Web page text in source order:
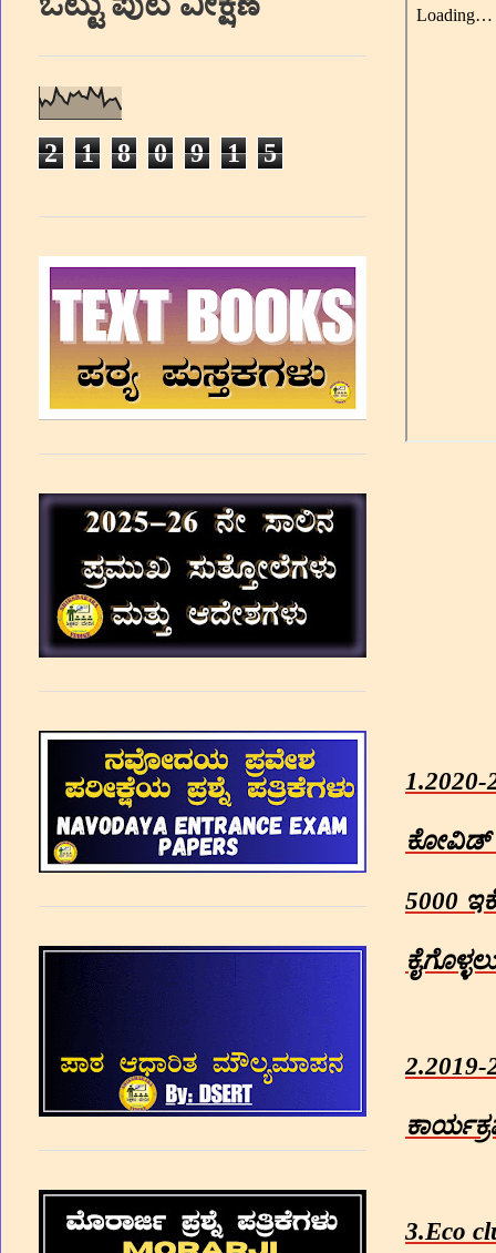
1.2020-
ಕೋವಿಡ್
5000
2.2019-
3.Eco
2 1 8 0 9 1 5